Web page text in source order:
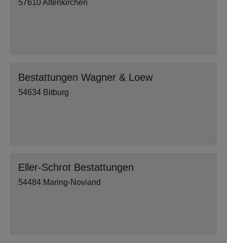
57610 Altenkirchen
Bestattungen Wagner & Loew
54634 Bitburg
Eller-Schrot Bestattungen
54484 Maring-Noviand